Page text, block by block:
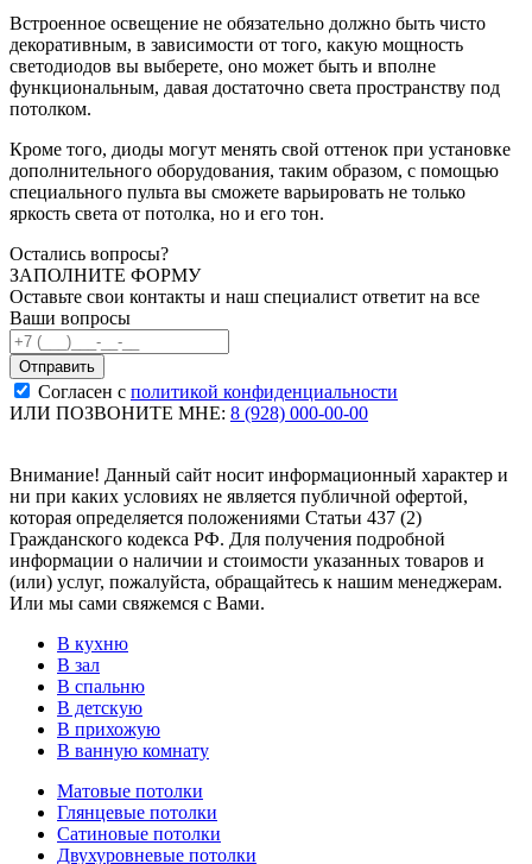
Встроенное освещение не обязательно должно быть чисто
декоративным, в зависимости от того, какую мощность
светодиодов вы выберете, оно может быть и вполне
функциональным, давая достаточно света пространству под
потолком.
Кроме того, диоды могут менять свой оттенок при установке
дополнительного оборудования, таким образом, с помощью
специального пульта вы сможете варьировать не только
яркость света от потолка, но и его тон.
Остались вопросы?
ЗАПОЛНИТЕ ФОРМУ
Оставьте свои контакты и наш специалист ответит на все
Ваши вопросы
Согласен с политикой конфиденциальности
ИЛИ ПОЗВОНИТЕ МНЕ: 8 (928) 000-00-00
Внимание! Данный сайт носит информационный характер и
ни при каких условиях не является публичной офертой,
которая определяется положениями Статьи 437 (2)
Гражданского кодекса РФ. Для получения подробной
информации о наличии и стоимости указанных товаров и
(или) услуг, пожалуйста, обращайтесь к нашим менеджерам.
Или мы сами свяжемся с Вами.
В кухню
В зал
В спальню
В детскую
В прихожую
В ванную комнату
Матовые потолки
Глянцевые потолки
Сатиновые потолки
Двухуровневые потолки